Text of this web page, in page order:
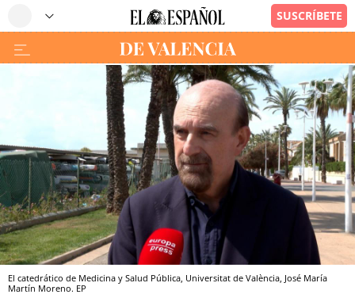
El catedrático de Medicina y Salud Pública, Universitat de València, José María
Martín Moreno. EP